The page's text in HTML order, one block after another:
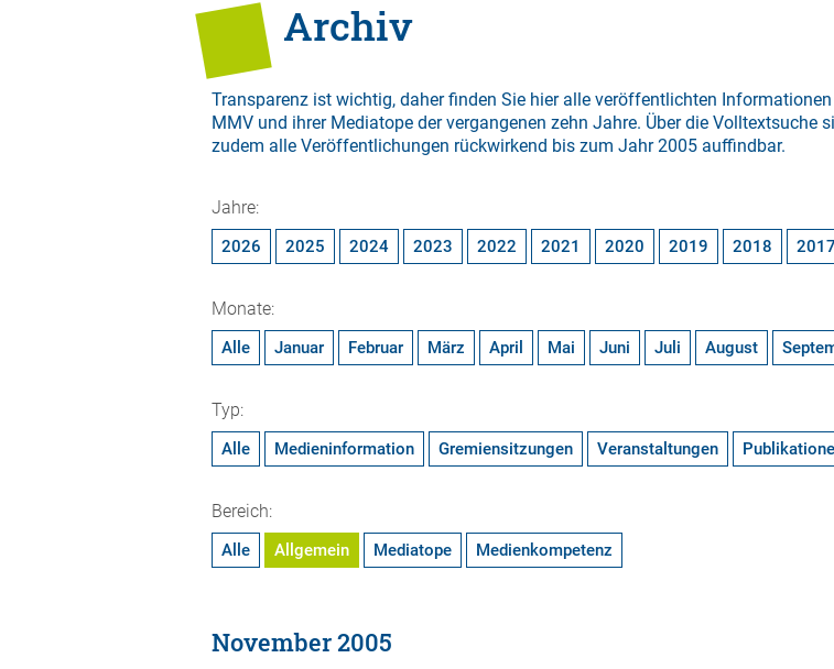
Archiv
Transparenz ist wichtig, daher finden Sie hier alle veröffentlichten
MMV und ihrer Mediatope der vergangenen zehn Jahre. Über die Volltextsuche
zudem alle Veröffentlichungen rückwirkend bis zum Jahr 2005 auffindbar.
Jahre:
2026 2025 2024 2023 2022 2021 2020 2019 2018 2017
Monate:
Alle Januar Februar März April Mai Juni Juli August
Typ:
Alle Medieninformation Gremiensitzungen Veranstaltungen
Bereich:
Alle Allgemein Mediatope Medienkompetenz
November 2005